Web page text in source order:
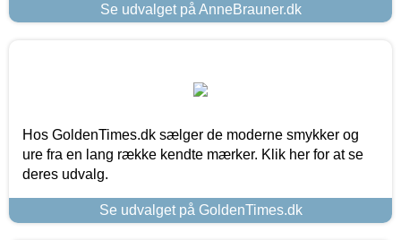
Se udvalget på AnneBrauner.dk
Hos GoldenTimes.dk sælger de moderne smykker og
ure fra en lang række kendte mærker. Klik her for at se
deres udvalg.
Se udvalget på GoldenTimes.dk